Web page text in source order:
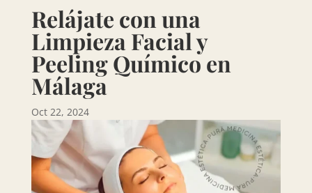
Relájate con una
Limpieza Facial y
Peeling Químico en
Málaga
Oct 22, 2024